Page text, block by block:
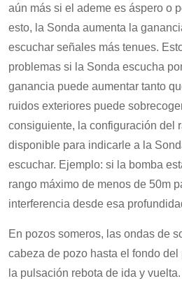
aún más si el ademe es áspero o
esto, la Sonda aumenta la
escuchar señales más tenues.
problemas si la Sonda escucha
ganancia puede aumentar tanto
ruidos exteriores puede
consiguiente, la configuración del
disponible para indicarle a la
escuchar. Ejemplo: si la bomba
rango máximo de menos de 50m
interferencia desde esa
En pozos someros, las ondas de
cabeza de pozo hasta el fondo
la pulsación rebota de ida y